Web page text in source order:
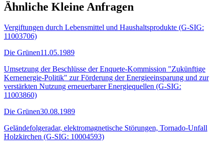
Ähnliche Kleine Anfragen
Vergiftungen durch Lebensmittel und Haushaltsprodukte (G-SIG:
11003706)
Die Grünen11.05.1989
Umsetzung der Beschlüsse der Enquete-Kommission "Zukünftige
Kernenergie-Politik" zur Förderung der Energieeinsparung und zur
verstärkten Nutzung erneuerbarer Energiequellen (G-SIG:
11003860)
Die Grünen30.08.1989
Geländefolgeradar, elektromagnetische Störungen, Tornado-Unfall
Holzkirchen (G-SIG: 10004593)